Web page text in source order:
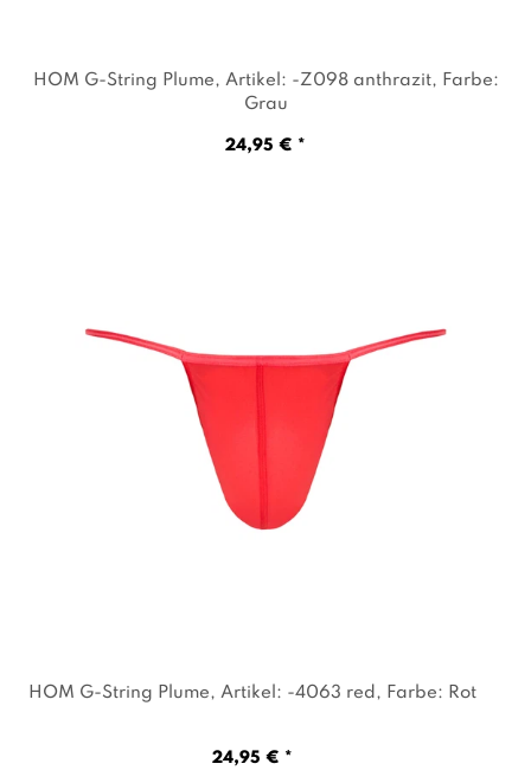
HOM G-String Plume, Artikel: -Z098 anthrazit, Farbe:
Grau
24,95 € *
HOM G-String Plume, Artikel: -4063 red , Farbe: Rot
24,95 € *